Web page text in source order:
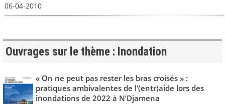
06-04-2010
Ouvrages sur le thème : Inondation
« On ne peut pas rester les bras croisés » :
pratiques ambivalentes de l’(entr)aide lors des
inondations de 2022 à N’Djamena